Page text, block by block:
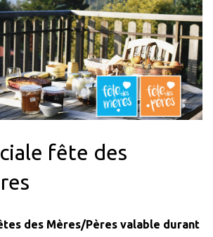
fête des
des Mères/Pères valable durant